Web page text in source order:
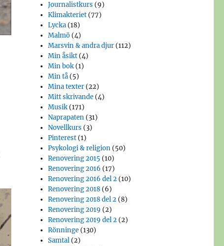
Journalistkurs (9)
Klimakteriet (77)
Lycka (18)
Malmö (4)
Marsvin & andra djur (112)
Min åsikt (4)
Min bok (1)
Min tå (5)
Mina texter (22)
Mitt skrivande (4)
Musik (171)
Naprapaten (31)
Novellkurs (3)
Pinterest (1)
Psykologi & religion (50)
Renovering 2015 (10)
Renovering 2016 (17)
Renovering 2016 del 2 (10)
Renovering 2018 (6)
Renovering 2018 del 2 (8)
Renovering 2019 (2)
Renovering 2019 del 2 (2)
Rönninge (130)
Samtal (2)